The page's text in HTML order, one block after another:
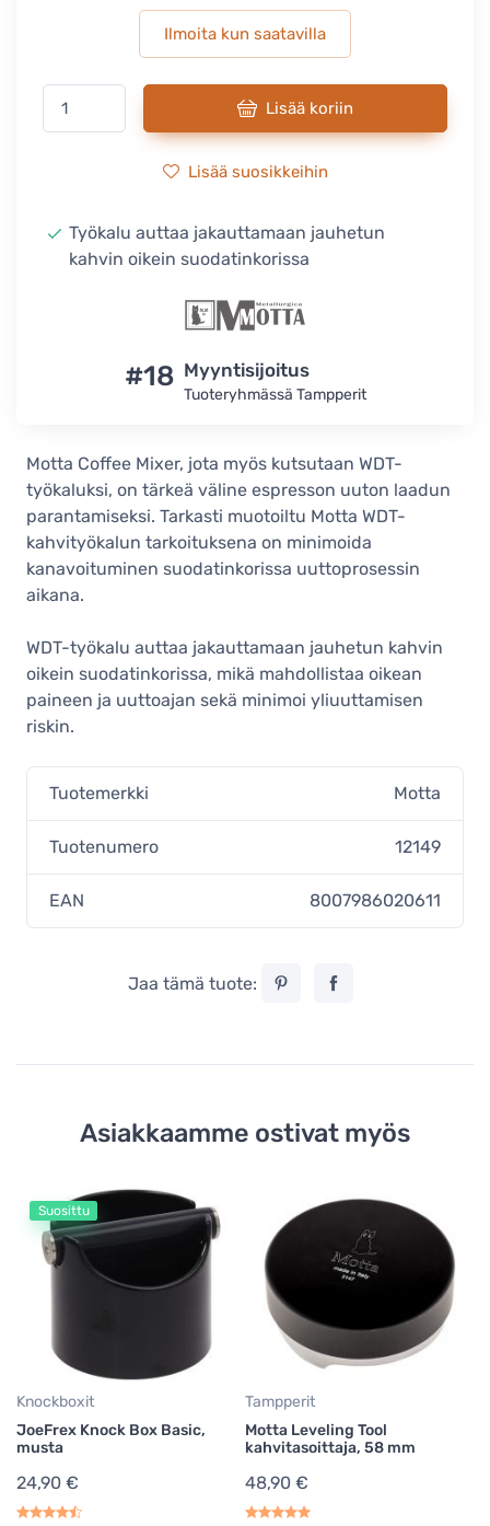
Ilmoita kun saatavilla
Lisää koriin
Lisää suosikkeihin
Työkalu auttaa jakauttamaan jauhetun
kahvin oikein suodatinkorissa
#18 Myyntisijoitus
Tuoteryhmässä Tampperit
Motta Coffee Mixer, jota myös kutsutaan WDT-
työkaluksi, on tärkeä väline espresson uuton laadun
parantamiseksi. Tarkasti muotoiltu Motta WDT-
kahvityökalun tarkoituksena on minimoida
kanavoituminen suodatinkorissa uuttoprosessin
aikana.
WDT-työkalu auttaa jakauttamaan jauhetun kahvin
oikein suodatinkorissa, mikä mahdollistaa oikean
paineen ja uuttoajan sekä minimoi yliuuttamisen
riskin.
Tuotemerkki Motta
Tuotenumero 12149
EAN 8007986020611
Jaa tämä tuote:
Asiakkaamme ostivat myös
Suosittu
Knockboxit
JoeFrex Knock Box Basic,
musta
24,90 €
Tampperit
Motta Leveling Tool
kahvitasoittaja, 58 mm
48,90 €